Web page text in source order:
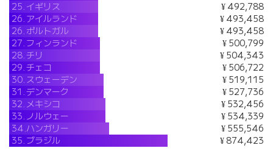
25. イギリス
¥ 492,788
26. アイルランド
¥ 493,458
26. ポルトガル
¥ 493,458
27. フィンランド
¥ 500,799
28.チリ
¥ 504,343
29.チェコ
¥ 506,722
30. スウェーデン
¥ 519,115
31.デンマーク
¥ 527,736
32. メキシコ
¥ 532,456
33. ノルウェー
¥ 534,339
34.ハンガリー
¥ 555,546
35. ブラジル ¥ 874,423